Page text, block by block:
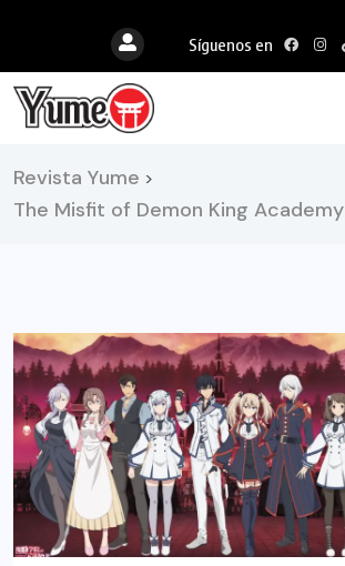
Síguenos en
Revista Yume >
The Misfit of Demon King Academy